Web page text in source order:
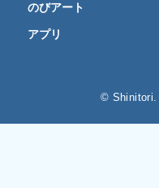
のびアート
アプリ
© Shinitori.